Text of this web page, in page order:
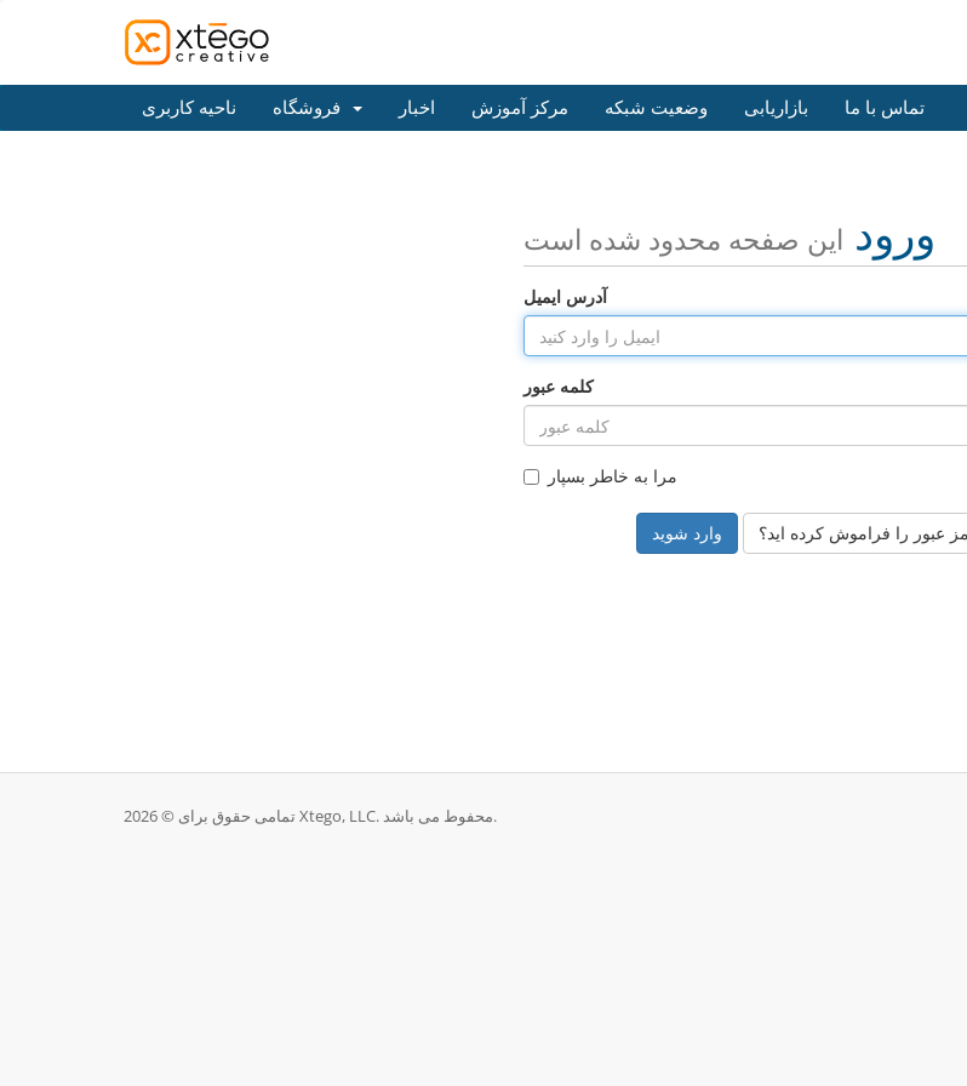
ناحیه کاربری اخبار مرکز آموزش وضعیت شبکه بازاریابی تماس با ما
ورود این صفحه محدود شده است
آدرس ایمیل
کلمه عبور
مرا به خاطر بسپار
عبور را فراموش کرده اید؟
تمامی حقوق برای © 2026 Xtego, LLC. محفوط می باشد.